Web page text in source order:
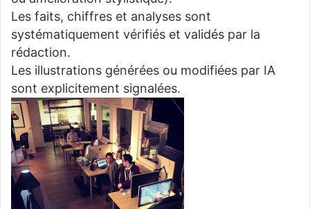
Les faits, chiffres et analyses sont
systématiquement vérifiés et validés par la
rédaction.
Les illustrations générées ou modifiées par IA
sont explicitement signalées.